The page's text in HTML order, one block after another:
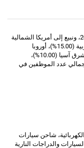
نحن مقرنا في جيانغسو، الصين، بدأنا من عام 2024، ونبيع إلى أمريكا الشمالية
(20.00%)، السوق المحلية (20.00%)، أمريكا الجنوبية (15.00%)، أوروبا
الشرقية (15.00%)، جنوب آسيا (10.00%)، جنوب شرق آسيا (10.00%)،
أوروبا (5.00%). ويبلغ إجمالي عدد الموظفين في
الكهربائية، شاحن سيارات
والدراجات النارية